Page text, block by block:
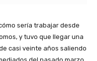
sería trabajar desde
y tuvo que llegar una
casi veinte años saliendo